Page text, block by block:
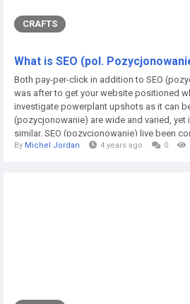
CRAFTS
What is SEO (pol.
Both pay-per-click in addition to SEO
was after to get your website positioned
investigate powerplant upshots as it can
(pozycjonowanie) are wide and varied, yet
similar. SEO (pozycjonowanie) live been
primary causes popular increasing the
By Michel Jordan 4 years ago 0